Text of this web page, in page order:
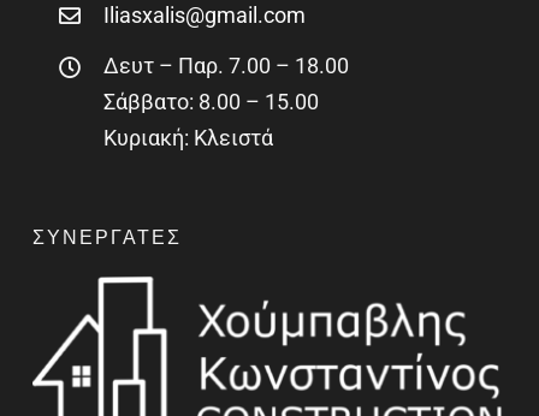
Iliasxalis@gmail.com
Δευτ – Παρ. 7.00 – 18.00
Σάββατο: 8.00 – 15.00
Κυριακή: Κλειστά
ΣΥΝΕΡΓΆΤΕΣ